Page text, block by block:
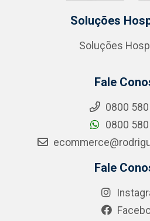
Soluções
Soluções
Fale
0800
0800
Fale